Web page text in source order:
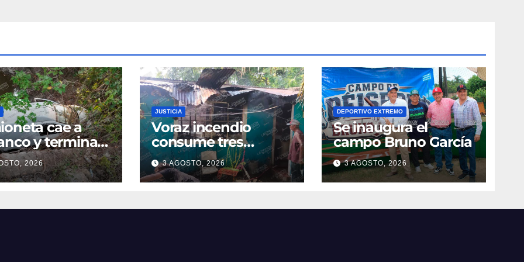
cae a
y termina
de una poza
sale con
2026
JUSTICIA
Voraz incendio
consume tres
cuartos de una
vivienda en la
colonia Manuel Ávila
3 AGOSTO, 2026
DEPORTIVO EXTREMO
Se inaugura el
campo Bruno García
3 AGOSTO, 2026